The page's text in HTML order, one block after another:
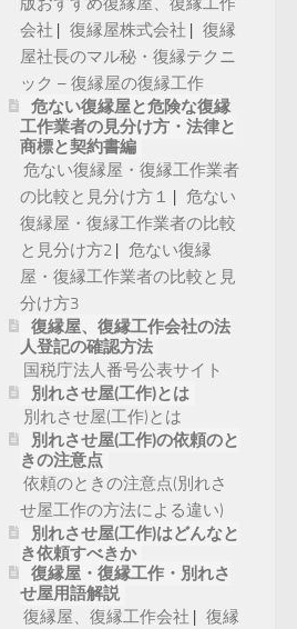
会社
復縁屋株式会社
復縁
屋社長のマル秘・復縁テクニ
ック – 復縁屋の復縁工作
危ない復縁屋と危険な復縁
工作業者の見分け方・法律と
商標と契約書編
危ない復縁屋・復縁工作業者
の比較と見分け方１
危ない
復縁屋・復縁工作業者の比較
と見分け方2
危ない復縁
屋・復縁工作業者の比較と見
分け方3
復縁屋、復縁工作会社の法
人登記の確認方法
国税庁法人番号公表サイト
別れさせ屋(工作)とは
別れさせ屋(工作)とは
別れさせ屋(工作)の依頼のと
きの注意点
依頼のときの注意点(別れさ
せ屋工作の方法による違い)
別れさせ屋(工作)はどんなと
き依頼すべきか
復縁屋・復縁工作・別れさ
せ屋用語解説
復縁屋、復縁工作会社
復縁